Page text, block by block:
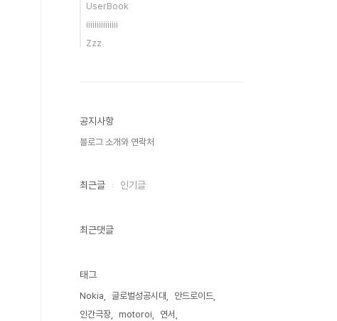
UserBook
iiiiiiiiiiiiiii
Zzz
공지사항
블로그 소개와 연락처
최근글 인기글
최근댓글
태그
Nokia 글로벌성공시대
안드로이드
인간극장
motoroi
연서